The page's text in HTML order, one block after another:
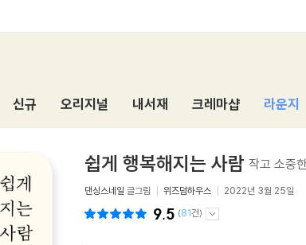
신규 오리지널 내서재 크레마샵 라운지
쉽게 행복해지는 사람 작고 소중
댄싱스네일 글그림 위즈덤하우스 2022년 3월 25일
9.5 (81건)